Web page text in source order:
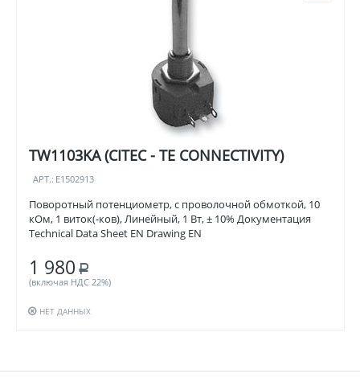
TW1103KA (CITEC - TE CONNECTIVITY)
АРТ.: E1502913
Поворотный потенциометр, с проволочной обмоткой, 10
кОм, 1 виток(-ков), Линейный, 1 Вт, ± 10% Документация
Technical Data Sheet EN Drawing EN
1 980 Р
(включая НДС 22%)
НЕТ ДАННЫХ